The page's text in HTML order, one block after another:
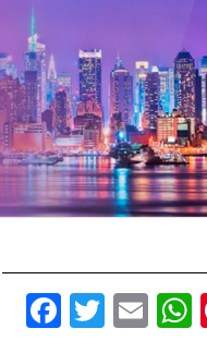
contenido
F
T
E